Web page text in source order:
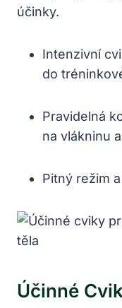
účinky.
Intenzivní
do
Pravidelná
na vlákninu
Pitný režim
Účinné